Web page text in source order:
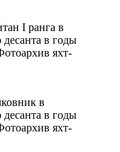
I ранга в
десанта в годы
яхт-
в
десанта в годы
яхт-